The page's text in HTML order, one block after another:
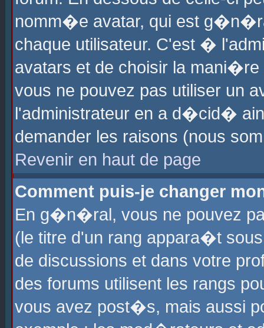
nomm�e avatar, qui est
chaque utilisateur. C'est �
avatars et de choisir la
vous ne pouvez pas utiliser un
l'administrateur en a d�cid�
demander les raisons (nous
Revenir en haut de page
Comment puis-je changer
En g�n�ral, vous ne pouvez
(le titre d'un rang appara�t
de discussions et dans votre
des forums utilisent les rangs
vous avez post�s, mais aussi